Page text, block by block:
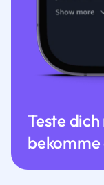
Teste